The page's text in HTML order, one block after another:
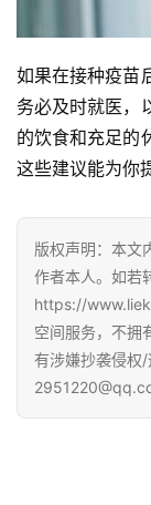
如果在接种疫苗
务必及时就医，
的饮食和充足的
这些建议能为你
版权声明：本文
作者本人。如若
https://
空间服务，不拥
有涉嫌抄袭侵权